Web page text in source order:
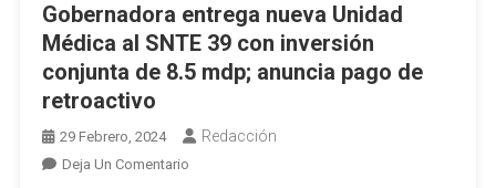
Gobernadora entrega nueva Unidad
Médica al SNTE 39 con inversión
conjunta de 8.5 mdp; anuncia pago de
retroactivo
29 Febrero, 2024 Redacción
Deja Un ComentarioEn